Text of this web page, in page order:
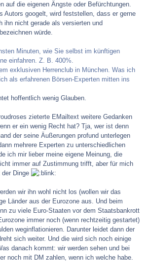
auf die eigenen Ängste oder Befürchtungen.
Autors googelt, wird feststellen, dass er gerne
ihn nicht gerade als versierten und
würde.
Minuten, wie Sie selbst im künftigen
einfahren. Z. B. 400%.
exklusiven Herrenclub in München. Was ich
als erfahrenen Börsen-Experten mitten ins
hoffentlich wenig Glauben.
zieterte EMailtext weitere Gedanken
er ein wenig Recht hat? Tja, wer ist denn
der seine Äußerungen profund unterlegen
mehrere Experten zu unterschiedlichen
ich mir lieber meine eigene Meinung, die
immer auf Zustimmung trifft, aber für mich
Dinge
wir ihn wohl nicht los (wollen wir das
Länder aus der Eurozone aus. Und beim
zu viele Euro-Staaten vor dem Staatsbankrott
immer noch (wenn rechtzeitig gestartet)
weginflationieren. Darunter leidet dann der
sich weiter. Und die wird sich noch einige
danach kommt: wir werden sehen und bei
noch mit DM zahlen, wenn ich welche habe.